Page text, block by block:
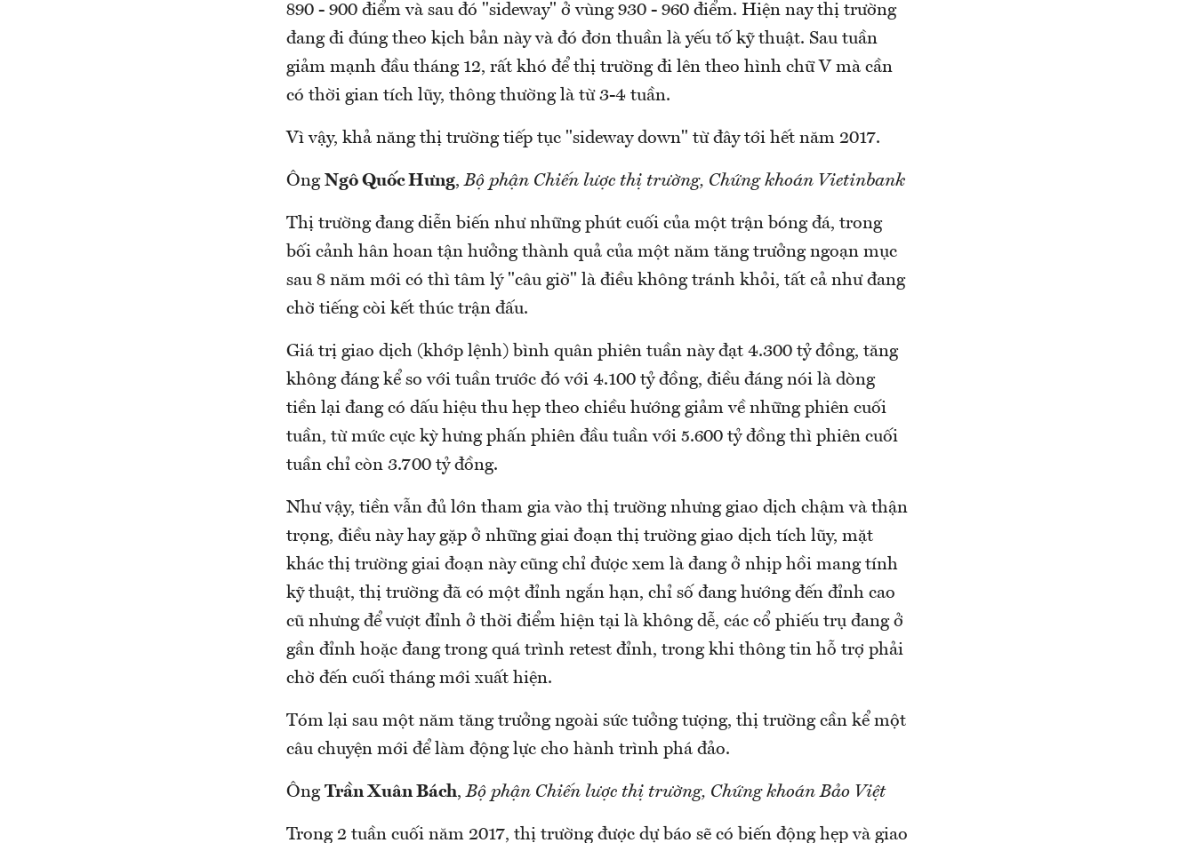
890 - 900 điểm và sau đó "sideway" ở vùng 930 - 960 điểm. Hiện nay thị trường
đang đi đúng theo kịch bản này và đó đơn thuần là yếu tố kỹ thuật. Sau tuần
giảm mạnh đầu tháng 12, rất khó để thị trường đi lên theo hình chữ V mà cần
có thời gian tích lũy, thông thường là từ 3-4 tuần.
Vì vậy, khả năng thị trường tiếp tục "sideway down" từ đây tới hết năm 2017.
Ông Ngô Quốc Hưng,Bộ phận Chiến lược thị trường, Chứng khoán Vietinbank
Thị trường đang diễn biến như những phút cuối của một trận bóng đá, trong
bối cảnh hân hoan tận hưởng thành quả của một năm tăng trưởng ngoạn mục
sau 8 năm mới có thì tâm lý "câu giờ" là điều không tránh khỏi, tất cả như đang
chờ tiếng còi kết thúc trận đấu.
Giá trị giao dịch (khớp lệnh) bình quân phiên tuần này đạt 4.300 tỷ đồng, tăng
không đáng kể so với tuần trước đó với 4.100 tỷ đồng, điều đáng nói là dòng
tiền lại đang có dấu hiệu thu hẹp theo chiều hướng giảm về những phiên cuối
tuần, từ mức cực kỳ hưng phấn phiên đầu tuần với 5.600 tỷ đồng thì phiên cuối
tuần chỉ còn 3.700 tỷ đồng.
Như vậy, tiền vẫn đủ lớn tham gia vào thị trường nhưng giao dịch chậm và thận
trọng, điều này hay gặp ở những giai đoạn thị trường giao dịch tích lũy, mặt
khác thị trường giai đoạn này cũng chỉ được xem là đang ở nhịp hồi mang tính
kỹ thuật, thị trường đã có một đỉnh ngắn hạn, chỉ số đang hướng đến đỉnh cao
cũ nhưng để vượt đỉnh ở thời điểm hiện tại là không dễ, các cổ phiếu trụ đang ở
gần đỉnh hoặc đang trong quá trình retest đỉnh, trong khi thông tin hỗ trợ phải
chờ đến cuối tháng mới xuất hiện.
Tóm lại sau một năm tăng trưởng ngoài sức tưởng tượng, thị trường cần kể một
câu chuyện mới để làm động lực cho hành trình phá đảo.
Ông Trần Xuân Bách,Bộ phận Chiến lược thị trường, Chứng khoán Bảo Việt
Trong 2 tuần cuối năm 2017, thị trường được dự báo sẽ có biến động hẹp và giao